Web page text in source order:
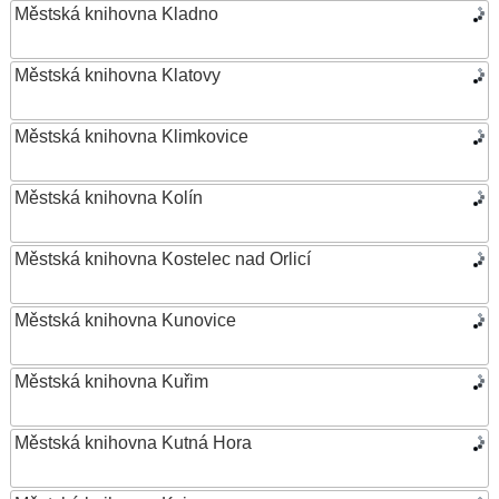
Městská knihovna Kladno
Městská knihovna Klatovy
Městská knihovna Klimkovice
Městská knihovna Kolín
Městská knihovna Kostelec nad Orlicí
Městská knihovna Kunovice
Městská knihovna Kuřim
Městská knihovna Kutná Hora